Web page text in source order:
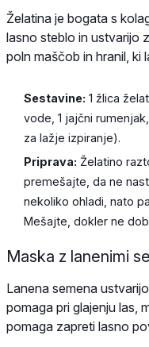
Želatina je bogata s
lasno steblo in ustvarijo
poln maščob in hranil, ki
Sestavine: 1 žlica
vode, 1 jajčni
za lažje izpiranje).
Priprava: Želatino
premešajte, da ne
nekoliko ohladi, nato
Mešajte, dokler ne
Maska z lanenimi
Lanena semena
pomaga pri glajenju las,
pomaga zapreti lasno